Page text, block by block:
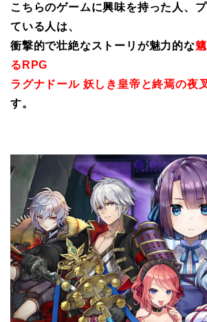
こちらのゲームに興味を持った人、
ている人は、
衝撃的で壮絶なストーリが魅力的な
るRPG
ラグナドール 妖しき皇帝と終焉の夜
す。